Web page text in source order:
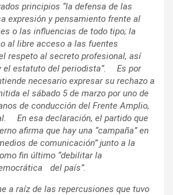
principios “la defensa de las
expresión y pensamiento frente al
o las influencias de todo tipo; la
al libre acceso a las fuentes
respeto al secreto profesional, así
el estatuto del periodista”.
Es por
necesario expresar su rechazo a
el sábado 5 de marzo por uno de
de conducción del Frente Amplio,
En esa declaración, el partido que
afirma que hay una “campaña”en
de comunicación”junto a la
fin último “debilitar la
ática del país”.
a raíz de las repercusiones que tuvo